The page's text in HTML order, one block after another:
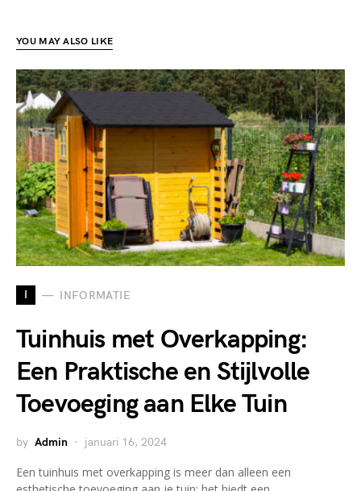
YOU MAY ALSO LIKE
I INFORMATIE
Tuinhuis met Overkapping:
Een Praktische en Stijlvolle
Toevoeging aan Elke Tuin
by Admin januari 16, 2024
Een tuinhuis met overkapping is meer dan alleen een